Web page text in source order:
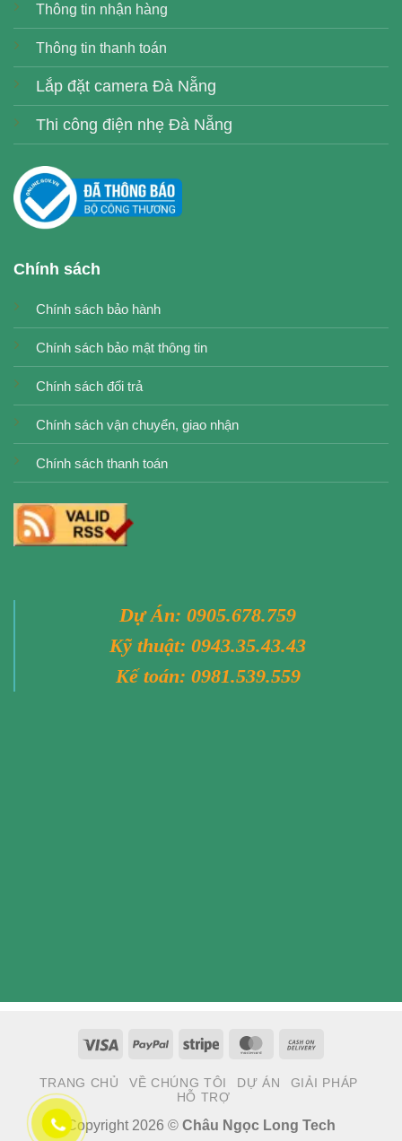
Thông tin nhận hàng
Thông tin thanh toán
Lắp đặt camera Đà Nẵng
Thi công điện nhẹ Đà Nẵng
Chính sách
Chính sách bảo hành
Chính sách bảo mật thông tin
Chính sách đổi trả
Chính sách vận chuyển, giao nhận
Chính sách thanh toán
Dự Án: 0905.678.759
Kỹ thuật: 0943.35.43.43
Kế toán: 0981.539.559
Visa PayPal Stripe MasterCard
Delivery
TRANG CHỦ VỀ CHÚNG TÔI DỰ ÁN
GIẢI PHÁP
HỖ TRỢ
Copyright 2026 © Châu Ngọc Long Tech